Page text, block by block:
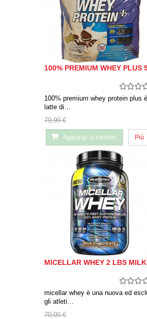
100% PREMIUM WHEY PLUS
100% premium whey protein plus
latte di…
79,99 €
Aggiungi al carrello Più
MICELLAR WHEY 2 LBS
micellar whey è una nuova ed
gli atleti…
70,00 €